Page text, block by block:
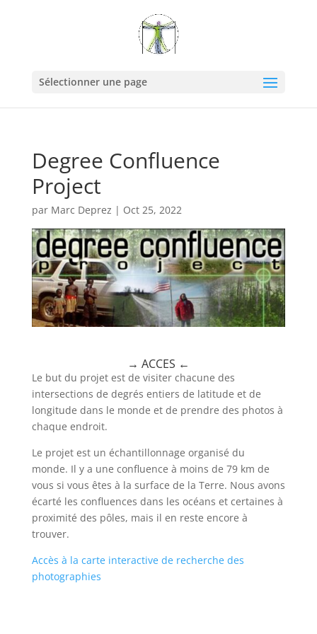
Sélectionner une page
Degree Confluence
Project
par Marc Deprez | Oct 25, 2022
→ ACCES ←
Le but du projet est de visiter chacune des
intersections de degrés entiers de latitude et de
longitude dans le monde et de prendre des photos à
chaque endroit.
Le projet est un échantillonnage organisé du
monde. Il y a une confluence à moins de 79 km de
vous si vous êtes à la surface de la Terre. Nous avons
écarté les confluences dans les océans et certaines à
proximité des pôles, mais il en reste encore à
trouver.
Accès à la carte interactive de recherche des
photographies